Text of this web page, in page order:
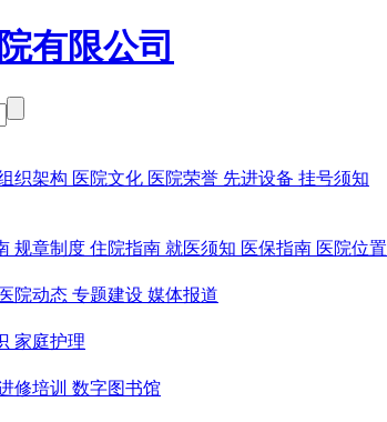
织架构 医院文化 医院荣誉 先进设备 挂号须知
规章制度 住院指南 就医须知 医保指南 医院位置
医院动态 专题建设 媒体报道
家庭护理
修培训 数字图书馆